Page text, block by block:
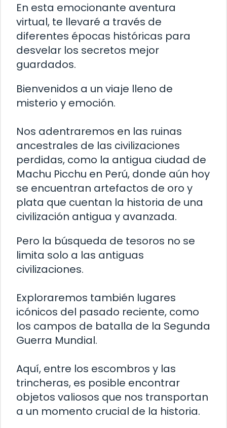
En esta emocionante aventura
virtual, te llevaré a través de
diferentes épocas históricas para
desvelar los secretos mejor
guardados.
Bienvenidos a un viaje lleno de
misterio y emoción.
Nos adentraremos en las ruinas
ancestrales de las civilizaciones
perdidas, como la antigua ciudad de
Machu Picchu en Perú, donde aún hoy
se encuentran artefactos de oro y
plata que cuentan la historia de una
civilización antigua y avanzada.
Pero la búsqueda de tesoros no se
limita solo a las antiguas
civilizaciones.
Exploraremos también lugares
icónicos del pasado reciente, como
los campos de batalla de la Segunda
Guerra Mundial.
Aquí, entre los escombros y las
trincheras, es posible encontrar
objetos valiosos que nos transportan
a un momento crucial de la historia.